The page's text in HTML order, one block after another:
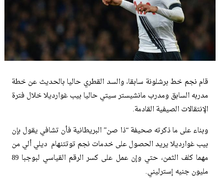
قام نجم خط برشلونة سابقا، والسد القطري حاليا بالحديث عن خطة
مدربه السابق ومدرب مانشيستر سيتي حاليا بيب غوارديلا خلال فترة
الإنتقالات الصيفية القادمة.
وبناء على ما ذكرته صحيفة “ذا صن” البريطانية فأن تشافي يقول بإن
بيب غوارديلا يريد الحصول على خدمات نجم توتتنهام ديلي ألي من
مهما كلف الثمن، حتي وإن عمل على كسر الرقم القياسي لبوجبا 89
مليون جنيه إسترليني.